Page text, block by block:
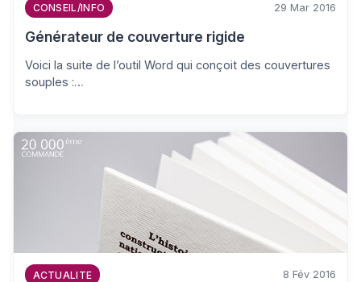
CONSEIL/INFO 29 Mar 2016
Générateur de couverture rigide
Voici la suite de l’outil Word qui conçoit des couvertures
souples :…
ACTUALITE 8 Fév 2016